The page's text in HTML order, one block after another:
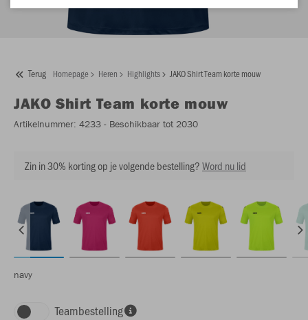
Terug Homepage Heren Highlights JAKO Shirt Team korte mouw
JAKO Shirt Team korte mouw
Artikelnummer: 4233 - Beschikbaar tot 2030
Zin in 30% korting op je volgende bestelling?Word nu lid
navy
Teambestelling